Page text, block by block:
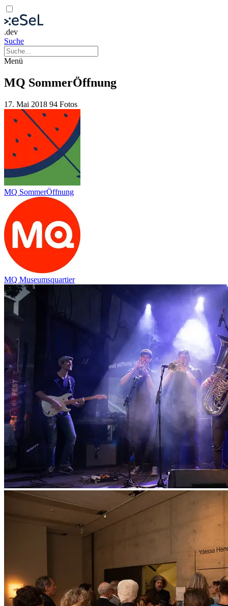
.dev
Suche
Menü
MQ SommerÖffnung
17. Mai 2018 94 Fotos
MQ SommerÖffnung
MQ Museumsquartier